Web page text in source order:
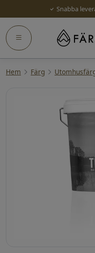
Snabba
Hem Färg